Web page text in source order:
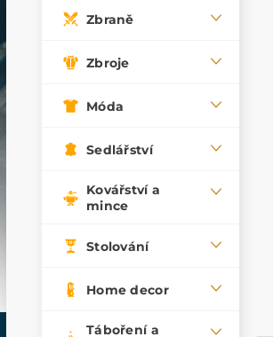
Zbraně
Zbroje
Móda
Sedlářství
Kovářství a
mince
Stolování
Home decor
Táboření a